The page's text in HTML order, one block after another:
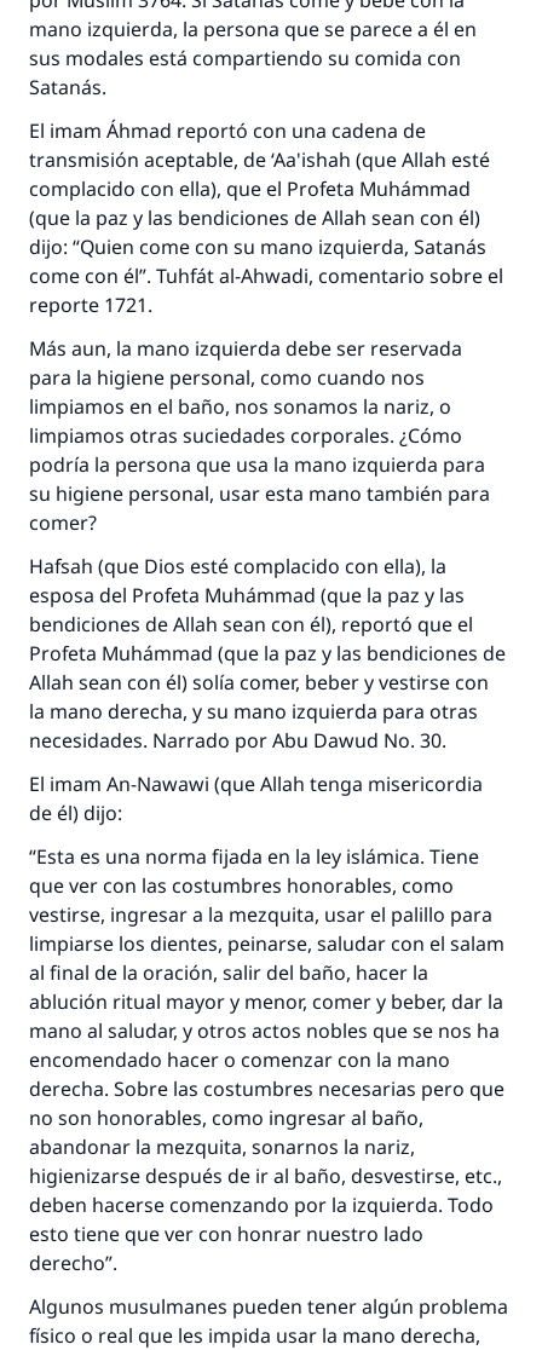
mano izquierda, la persona que se parece a él en
sus modales está compartiendo su comida con
Satanás.
El imam Áhmad reportó con una cadena de
transmisión aceptable, de ‘Aa'ishah (que Allah esté
complacido con ella), que el Profeta Muhámmad
(que la paz y las bendiciones de Allah sean con él)
dijo: “Quien come con su mano izquierda, Satanás
come con él”. Tuhfát al-Ahwadi, comentario sobre el
reporte 1721.
Más aun, la mano izquierda debe ser reservada
para la higiene personal, como cuando nos
limpiamos en el baño, nos sonamos la nariz, o
limpiamos otras suciedades corporales. ¿Cómo
podría la persona que usa la mano izquierda para
su higiene personal, usar esta mano también para
comer?
Hafsah (que Dios esté complacido con ella), la
esposa del Profeta Muhámmad (que la paz y las
bendiciones de Allah sean con él), reportó que el
Profeta Muhámmad (que la paz y las bendiciones de
Allah sean con él) solía comer, beber y vestirse con
la mano derecha, y su mano izquierda para otras
necesidades. Narrado por Abu Dawud No. 30.
El imam An-Nawawi (que Allah tenga misericordia
de él) dijo:
“Esta es una norma fijada en la ley islámica. Tiene
que ver con las costumbres honorables, como
vestirse, ingresar a la mezquita, usar el palillo para
limpiarse los dientes, peinarse, saludar con el salam
al final de la oración, salir del baño, hacer la
ablución ritual mayor y menor, comer y beber, dar la
mano al saludar, y otros actos nobles que se nos ha
encomendado hacer o comenzar con la mano
derecha. Sobre las costumbres necesarias pero que
no son honorables, como ingresar al baño,
abandonar la mezquita, sonarnos la nariz,
higienizarse después de ir al baño, desvestirse, etc.,
deben hacerse comenzando por la izquierda. Todo
esto tiene que ver con honrar nuestro lado
derecho”.
Algunos musulmanes pueden tener algún problema
físico o real que les impida usar la mano derecha,
La respuesta no. 110845 salvó un
matrimonio.
Desde la Q hasta la A, su contribución ayuda a
IslamQA.
Profeta ﷺ dijo:
"Una persona que orienta a otros a hacer el
bien obtendrá la misma recompensa que
aquellos que lo realicen."
(MUSLIM, 1893)
Contribuir